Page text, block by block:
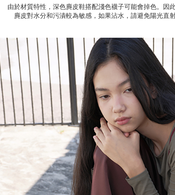
由於材質特性，深色麂皮鞋搭配淺色襪子可能會掉色。因
麂皮對水分和污漬較為敏感，如果沾水，請避免陽光直